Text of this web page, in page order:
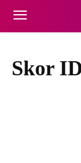
Skor